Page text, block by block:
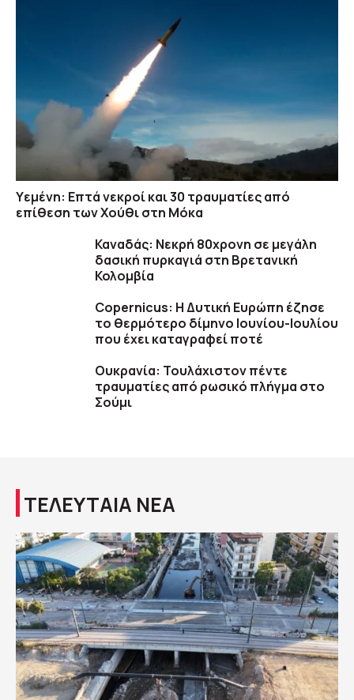
Υεμένη: Επτά νεκροί και 30 τραυματίες από
επίθεση των Χούθι στη Μόκα
Καναδάς: Nεκρή 80χρονη σε μεγάλη
δασική πυρκαγιά στη Βρετανική
Κολομβία
Copernicus: H Δυτική Ευρώπη έζησε
το θερμότερο δίμηνο Ιουνίου-Ιουλίου
που έχει καταγραφεί ποτέ
Ουκρανία: Τουλάχιστον πέντε
τραυματίες από ρωσικό πλήγμα στο
Σούμι
ΤΕΛΕΥΤΑΙΑ ΝΕΑ